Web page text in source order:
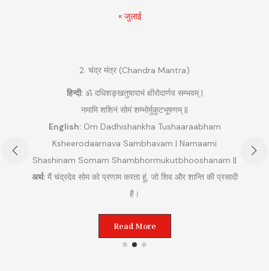
« जुलाई
2. चंद्र मंत्र (Chandra Mantra)
हिन्दी:ॐ दधिशङ्खतुषाराभं क्षीरोदार्णव सम्भवम् |
नमामि शशिनं सोमं शम्भोर्मुकुटभूषणम् ||
English:Om Dadhishankha Tushaaraabham
Ksheerodaarnava Sambhavam | Namaami
Shashinam Somam Shambhormukutbhooshanam ||
अर्थ:मैं चंद्रदेव सोम को प्रणाम करता हूं, जो शिव और शान्ति की प्रसादी
है।
Read More